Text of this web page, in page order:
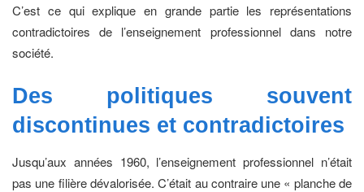
C’est ce qui explique en grande partie les représentations
contradictoires de l’enseignement professionnel dans notre
société.
Des politiques souvent
discontinues et contradictoires
Jusqu’aux années 1960, l’enseignement professionnel n’était
pas une filière dévalorisée. C’était au contraire une « planche de